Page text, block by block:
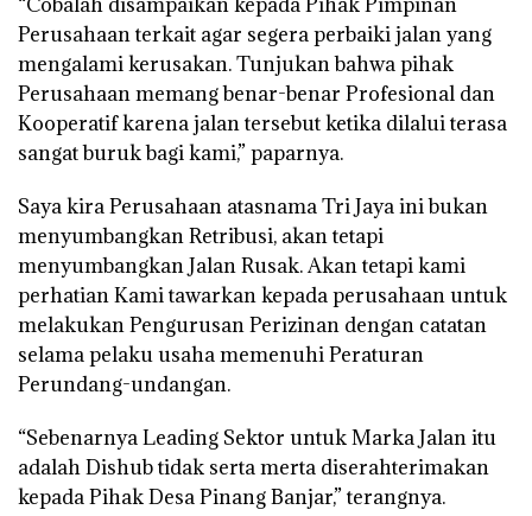
“Cobalah disampaikan kepada Pihak Pimpinan
Perusahaan terkait agar segera perbaiki jalan yang
mengalami kerusakan. Tunjukan bahwa pihak
Perusahaan memang benar-benar Profesional dan
Kooperatif karena jalan tersebut ketika dilalui terasa
sangat buruk bagi kami,” paparnya.
Saya kira Perusahaan atasnama Tri Jaya ini bukan
menyumbangkan Retribusi, akan tetapi
menyumbangkan Jalan Rusak. Akan tetapi kami
perhatian Kami tawarkan kepada perusahaan untuk
melakukan Pengurusan Perizinan dengan catatan
selama pelaku usaha memenuhi Peraturan
Perundang-undangan.
“Sebenarnya Leading Sektor untuk Marka Jalan itu
adalah Dishub tidak serta merta diserahterimakan
kepada Pihak Desa Pinang Banjar,” terangnya.